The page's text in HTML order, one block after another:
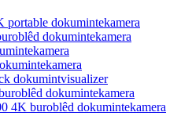
dokumintekamera
dokumintekamera
dokumintvisualizer
dokumintekamera
4K buroblêd dokumintekamera